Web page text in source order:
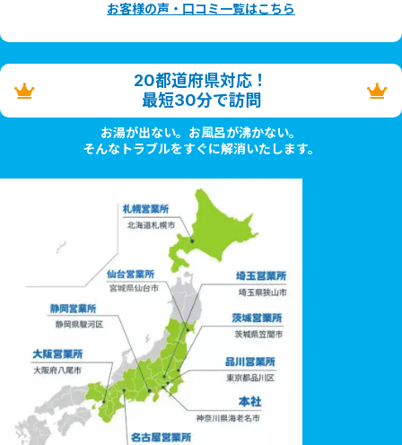
お客様の声・口コミ一覧はこちら
20都道府県対応！
最短30分で訪問
お湯が出ない。お風呂が沸かない。
そんなトラブルをすぐに解消いたします。